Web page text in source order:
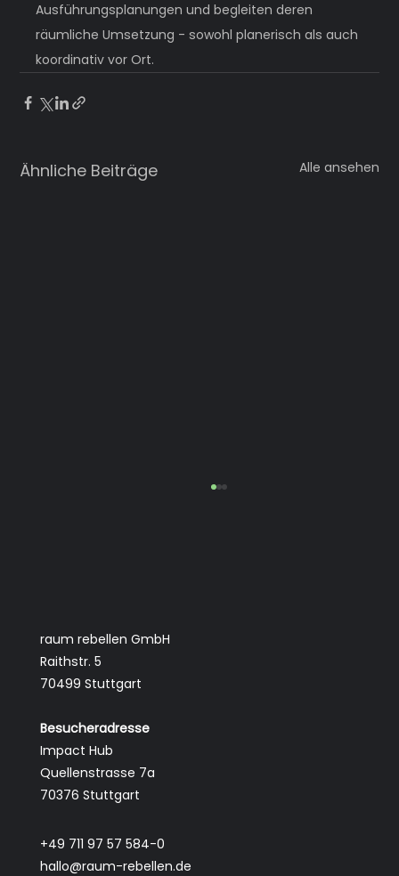
Ausführungsplanungen und begleiten deren
räumliche Umsetzung - sowohl planerisch als auch
koordinativ vor Ort.
Ähnliche Beiträge Alle ansehen
Vom Lernraum zum Lebensraum: Wie wir
raum rebellen GmbH
Raithstr. 5
70499 Stuttgart
Besucheradresse
Impact Hub
Quellenstrasse 7a
70376 Stuttgart
+49 711 97 57 584-0
hallo@raum-rebellen.de